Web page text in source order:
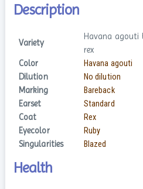
Description
Variety
Havana agouti
rex
Color
Havana agouti
Dilution No dilution
Marking Bareback
Earset Standard
Coat Rex
Eyecolor Ruby
Singularities Blazed
Health